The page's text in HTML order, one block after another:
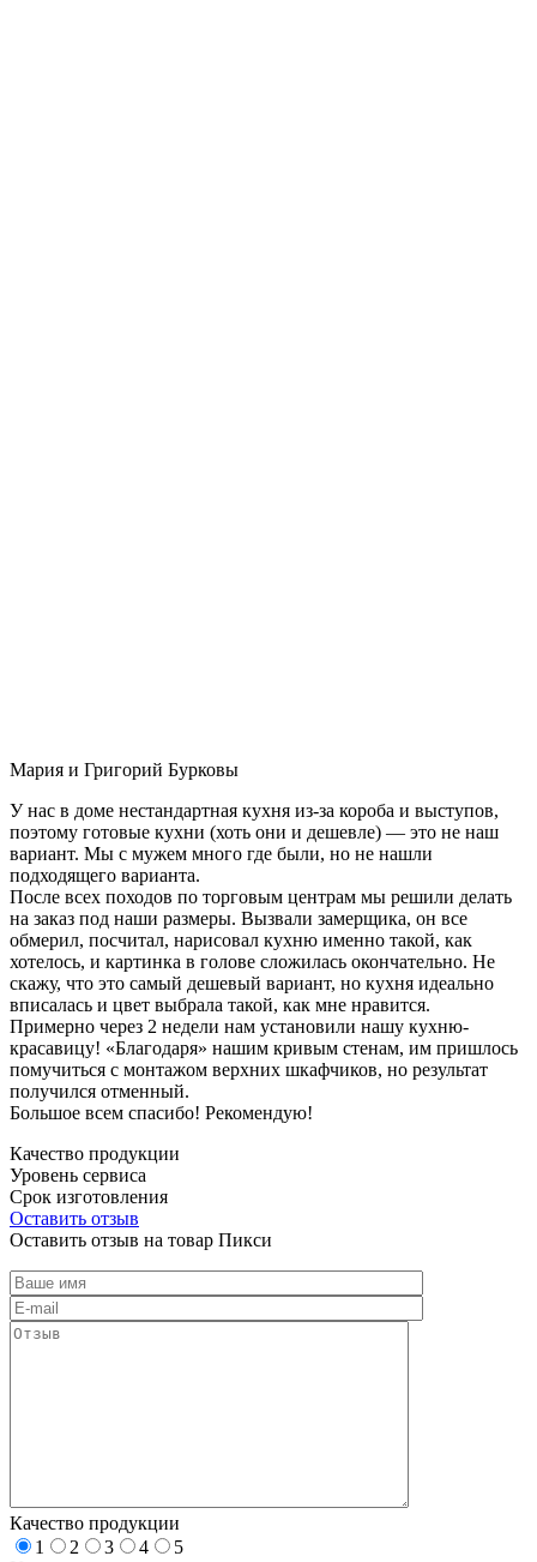
Мария и Григорий Бурковы
У нас в доме нестандартная кухня из-за короба и выступов,
поэтому готовые кухни (хоть они и дешевле) — это не наш
вариант. Мы с мужем много где были, но не нашли
подходящего варианта.
После всех походов по торговым центрам мы решили делать
на заказ под наши размеры. Вызвали замерщика, он все
обмерил, посчитал, нарисовал кухню именно такой, как
хотелось, и картинка в голове сложилась окончательно. Не
скажу, что это самый дешевый вариант, но кухня идеально
вписалась и цвет выбрала такой, как мне нравится.
Примерно через 2 недели нам установили нашу кухню-
красавицу! «Благодаря» нашим кривым стенам, им пришлось
помучиться с монтажом верхних шкафчиков, но результат
получился отменный.
Большое всем спасибо! Рекомендую!
Качество продукции
Уровень сервиса
Срок изготовления
Оставить отзыв
Оставить отзыв на товар Пикси
Качество продукции
1
2 3 4
5